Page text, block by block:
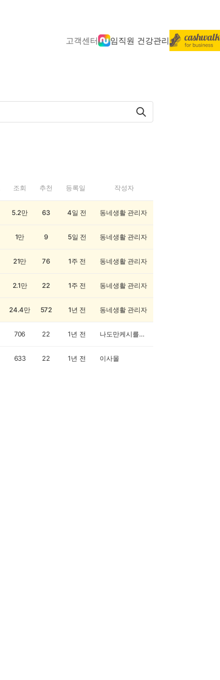
고객센터 임직원 건강관리
조회 추천 등록일 작성자
5.2만 63 4일 전 동네생활 관리자
1만 9 5일 전 동네생활 관리자
21만 76 1주 전 동네생활 관리자
2.1만 22 1주 전 동네생활 관리자
24.4만 572 1년 전 동네생활 관리자
706 22 1년 전 나도만케시를다오
633 22 1년 전 이사몰